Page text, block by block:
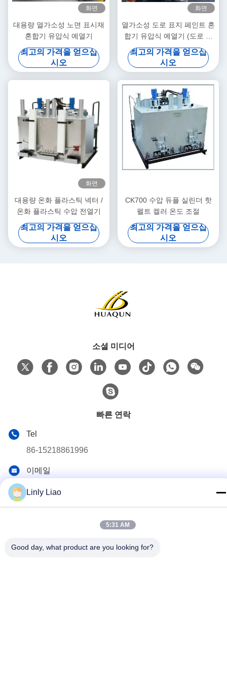
화면
대용량 열가소성 노면 표시재
혼합기 유압식 예열기
최고의 가격을 얻으십
시오
화면
열가소성 도로 표지 페인트 혼
합기 유압식 예열기 (도로 표
지 재료용)
최고의 가격을 얻으십
시오
화면
대용량 온화 플라스틱 넥터 /
온화 플라스틱 수압 전열기
최고의 가격을 얻으십
시오
CK700 수압 듀플 실린더 핫
펠트 켈러 온도 조절
최고의 가격을 얻으십
시오
소셜 미디어
빠른 연락
Tel
86-15218861996
이메일
Linly Liao
5:31 AM
Good day, what product are you looking for?